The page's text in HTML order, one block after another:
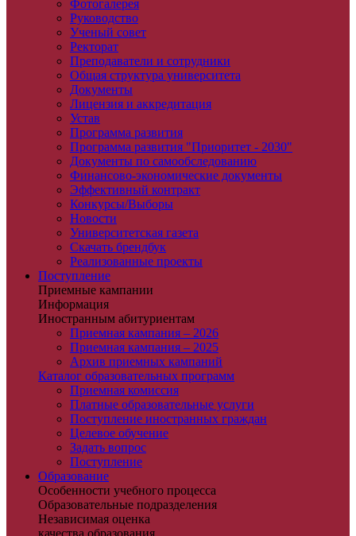
Фотогалерея
Руководство
Ученый совет
Ректорат
Преподаватели и сотрудники
Общая структура университета
Документы
Лицензия и аккредитация
Устав
Программа развития
Программа развития "Приоритет - 2030"
Документы по самообследованию
Финансово-экономические документы
Эффективный контракт
Конкурсы/Выборы
Новости
Университетская газета
Скачать брендбук
Реализованные проекты
Поступление
Приемные кампании
Информация
Иностранным абитуриентам
Приемная кампания – 2026
Приемная кампания – 2025
Архив приемных кампаний
Каталог образовательных программ
Приемная комиссия
Платные образовательные услуги
Поступление иностранных граждан
Целевое обучение
Задать вопрос
Поступление
Образование
Особенности учебного процесса
Образовательные подразделения
Независимая оценка
качества образования